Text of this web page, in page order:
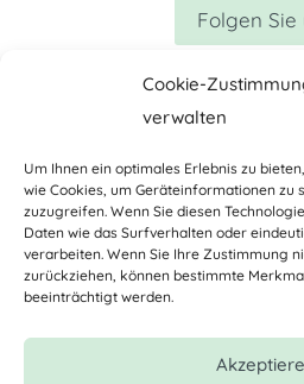
Cookie-
verwalten
Um Ihnen ein optimales Erlebnis zu
wie Cookies, um Geräteinformationen
zuzugreifen. Wenn Sie diesen
Daten wie das Surfverhalten oder
verarbeiten. Wenn Sie Ihre Zustimmung
zurückziehen, können bestimmte
beeinträchtigt werden.
Folgen Sie
Facebook
WhatsApp